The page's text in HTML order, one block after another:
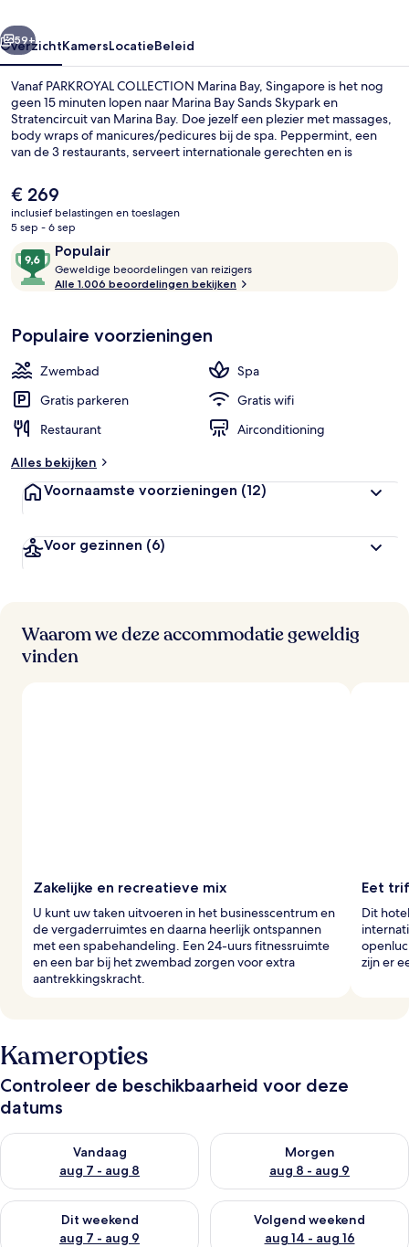
Volgende
59+
OverzichtKamersLocatieBeleid
Vanaf PARKROYAL COLLECTION Marina Bay, Singapore is het nog
geen 15 minuten lopen naar Marina Bay Sands Skypark en
Stratencircuit van Marina Bay. Doe jezelf een plezier met massages,
body wraps of manicures/pedicures bij de spa. Peppermint, een
van de 3 restaurants, serveert internationale gerechten en is
daarnaast voordelen zoals een buitenzwembad, een bar aan het
zwembad en een 24-uurs fitnesscentrum. Andere reizigers
waarderen de nabijheid van het openbaar vervoer: Station
Esplanade ligt op 5 minuten en Station Promena op 8 minuten
loopafstand.
De
huidige
prijs
€ 269
€ 269
inclusief belastingen en toeslagen
5 sep - 6 sep
Beoordelingen
Populair
9,6
van
10,
Geweldige beoordelingen van reizigers
i
e
b
o
r
n
Alle 1.006 beoordelingen bekijken
Populaire voorzieningen
Zwembad
Spa
Gratis parkeren
Gratis wifi
Restaurant
Airconditioning
Alles bekijken
Voornaamste voorzieningen (12)
Voor gezinnen (6)
Waarom we deze accommodatie geweldig
vinden
Zakelijke en recreatieve mix
U kunt uw taken uitvoeren in het businesscentrum en
de vergaderruimtes en daarna heerlijk ontspannen
met een spabehandeling. Een 24-uurs fitnessruimte
en een bar bij het zwembad zorgen voor extra
aantrekkingskracht.
Eet
Dit
zijn er
Kameropties
Controleer de beschikbaarheid voor deze
datums
Vandaag
aug 7 - aug 8
De beschikbaarheid controleren voor vanavond aug 7 - aug 8
Morgen
aug 8 - aug 9
De beschikbaarheid
Dit weekend
aug 7 - aug 9
De beschikbaarheid controleren voor dit weekend aug 7 -
Volgend weekend
aug 14 - aug 16
De beschikbaarheid